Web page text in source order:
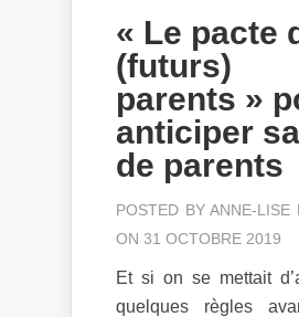
« Le pacte
(futurs)
parents »
anticiper
de parents
POSTED BYANNE-LISE
ON 31 OCTOBRE 2019
Et si on se mettait
quelques règles